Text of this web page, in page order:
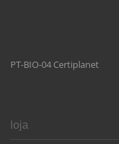
PT-BIO-04 Certiplanet
loja